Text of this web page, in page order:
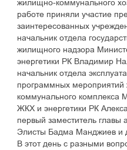
жилищно-коммунального
работе приняли участие
заинтересованных
начальник отдела
жилищного надзора
энергетики РК Владимир
начальник отдела
программных
коммунального комплекса
ЖКХ и энергетики РК
первый заместитель главы
Элисты Бадма Манджиев и
В этот день с разными